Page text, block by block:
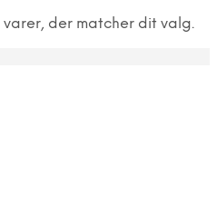
der matcher dit valg.